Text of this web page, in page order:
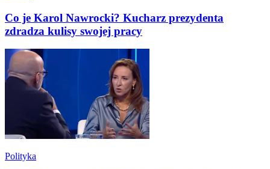
Co je Karol Nawrocki? Kucharz prezydenta
zdradza kulisy swojej pracy
Polityka